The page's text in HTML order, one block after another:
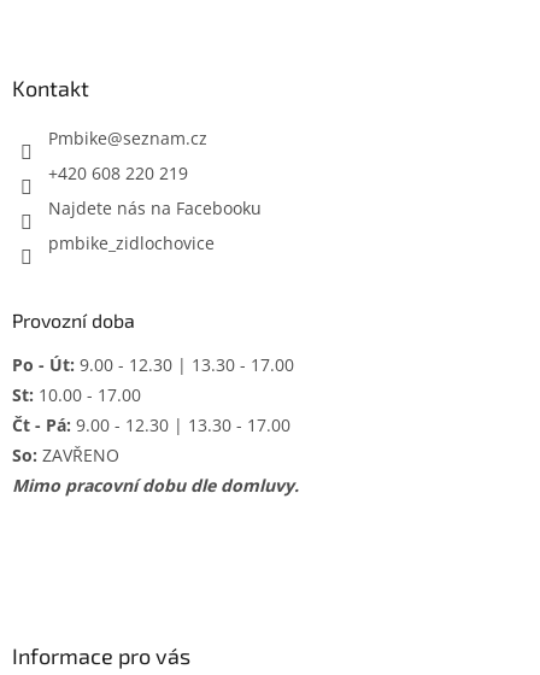
Kontakt
Pmbike@seznam.cz
+420 608 220 219
Najdete nás na Facebooku
pmbike_zidlochovice
Provozní doba
Po - Út: 9.00 - 12.30 | 13.30 - 17.00
St: 10.00 - 17.00
Čt - Pá: 9.00 - 12.30 | 13.30 - 17.00
So: ZAVŘENO
Mimo pracovní dobu dle domluvy.
Informace pro vás